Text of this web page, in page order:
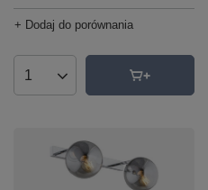
+ Dodaj do porównania
Ilość produktów